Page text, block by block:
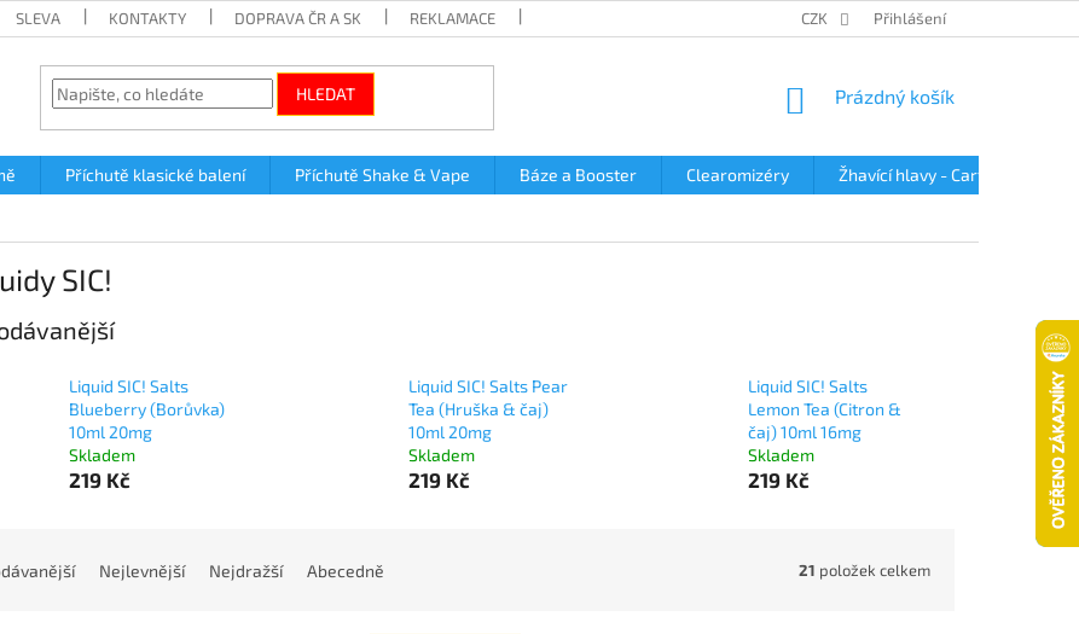
SLEVA KONTAKTY DOPRAVA ČR A SK REKLAMACE PODMÍNKY OCHRANY OSOBNÍCH ÚDAJŮ
CZK Přihlášení
HLEDAT
NÁKUPNÍ
Prázdný košík
Příchutě klasické balení Příchutě Shake & Vape Báze a Booster Clearomizéry Žhavící hlavy - Cartridge
SIC!
Liquid SIC! Salts
Blueberry (Borůvka)
10ml 20mg
Skladem
219 Kč
Liquid SIC! Salts Pear
Tea (Hruška & čaj)
10ml 20mg
Skladem
219 Kč
Liquid SIC! Salts
Lemon Tea (Citron &
čaj) 10ml 16mg
Skladem
219 Kč
Nejlevnější Nejdražší Abecedně 21 položek celkem